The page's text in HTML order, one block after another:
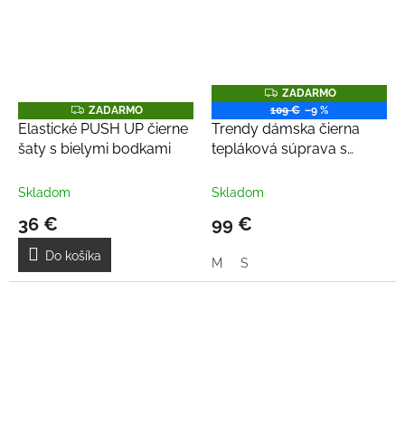
Z
A
D
A
R
ZADARMO
Elastické PUSH UP čierne
šaty s bielymi bodkami
Skladom
36 €
Do košíka
Z
A
D
A
R
M
ZADARMO
109 € –9 %
Trendy dámska čierna
tepláková súprava s
Skladom
99 €
M S